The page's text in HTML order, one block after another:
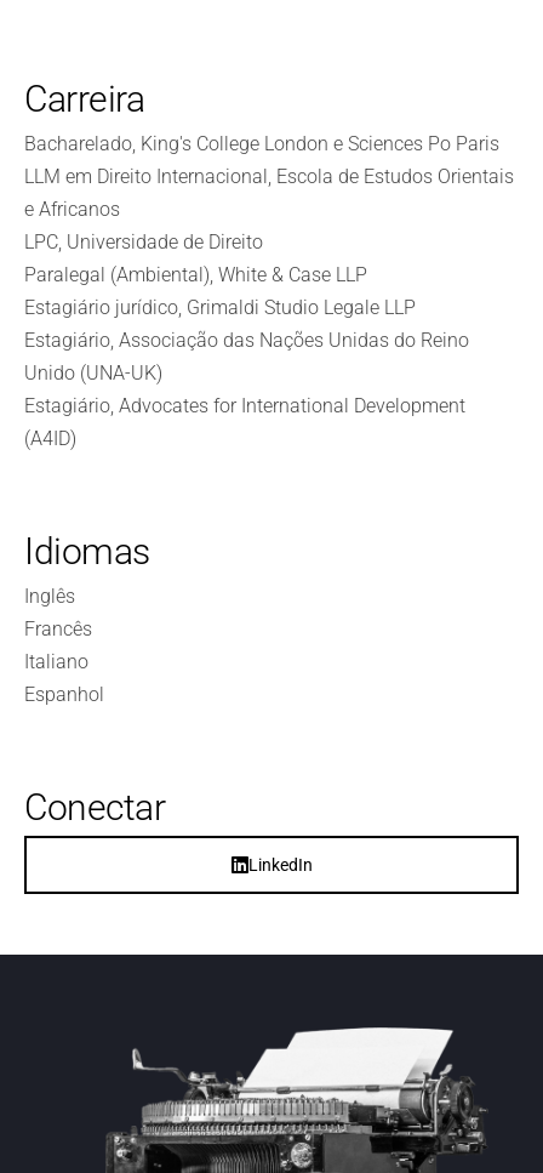
Carreira
Bacharelado, King's College London e Sciences Po Paris
LLM em Direito Internacional, Escola de Estudos Orientais
e Africanos
LPC, Universidade de Direito
Paralegal (Ambiental), White & Case LLP
Estagiário jurídico, Grimaldi Studio Legale LLP
Estagiário, Associação das Nações Unidas do Reino
Unido (UNA-UK)
Estagiário, Advocates for International Development
(A4ID)
Idiomas
Inglês
Francês
Italiano
Espanhol
Conectar
LinkedIn